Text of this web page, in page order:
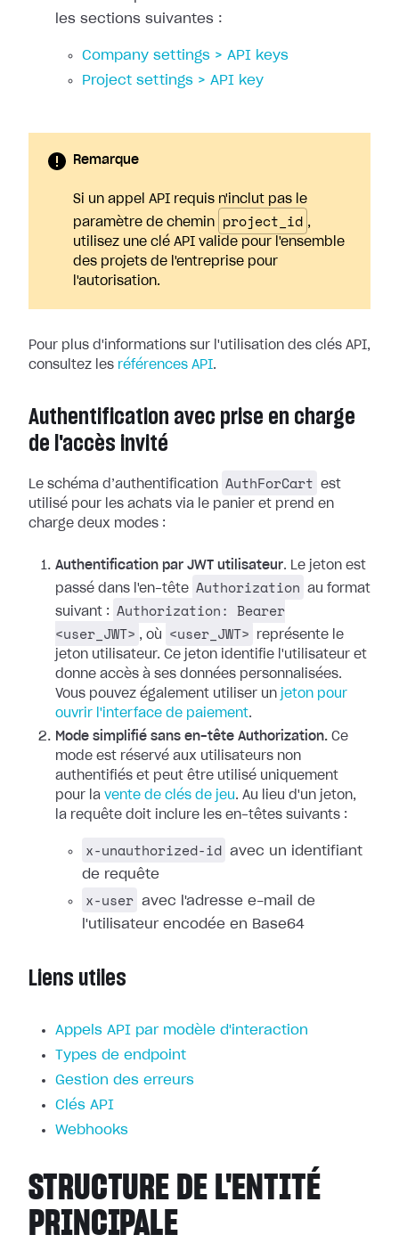
les sections suivantes :
Company settings > API keys
Project settings > API key
Remarque
Si un appel API requis n'inclut pas le
paramètre de chemin
project_id ,
utilisez une clé API valide pour l'ensemble
des projets de l'entreprise pour
l'autorisation.
Pour plus d'informations sur l'utilisation des clés API,
consultez les références API.
Authentification avec prise en charge
de l'accès invité
Le schéma d’authentification AuthForCart
est
utilisé pour les achats via le panier et prend en
charge deux modes :
Authentification par JWT utilisateur. Le jeton est
passé dans l'en-tête Authorization
au format
suivant :
Authorization: Bearer
<user_JWT> , où <user_JWT>
représente le
jeton utilisateur. Ce jeton identifie l'utilisateur et
donne accès à ses données personnalisées.
Vous pouvez également utiliser un jeton pour
ouvrir l'interface de paiement.
Mode simplifié sans en-tête Authorization. Ce
mode est réservé aux utilisateurs non
authentifiés et peut être utilisé uniquement
pour la vente de clés de jeu . Au lieu d'un jeton,
la requête doit inclure les en-têtes suivants :
x-unauthorized-id avec un identifiant
de requête
x-user avec l'adresse e-mail de
l'utilisateur encodée en Base64
Liens utiles
Appels API par modèle d'interaction
Types de endpoint
Gestion des erreurs
Clés API
Webhooks
STRUCTURE DE L'ENTITÉ
PRINCIPALE